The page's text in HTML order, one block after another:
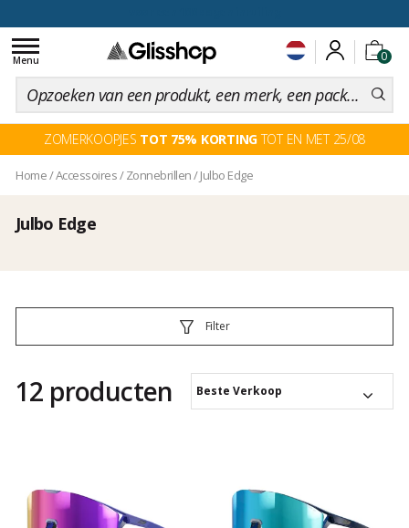
0
Toggle
navigation
Menu
ZOMERKOOPJES TOT 75% KORTINGTOT EN MET 25/08
Home/Accessoires/Zonnebrillen/Julbo Edge
Julbo Edge
Filter
12 producten Beste Verkoop